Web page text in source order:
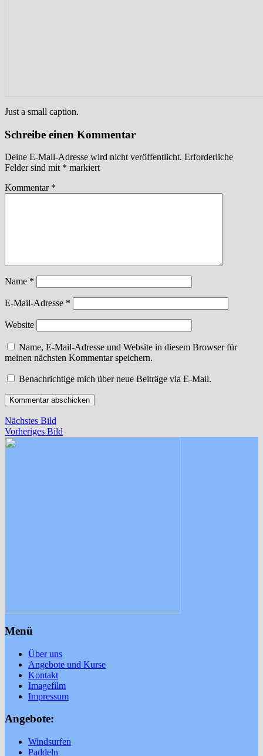
Just a small caption.
Schreibe einen Kommentar
Deine E-Mail-Adresse wird nicht veröffentlicht. Erforderliche
Felder sind mit * markiert
Kommentar *
Name *
E-Mail-Adresse *
Website
Name, E-Mail-Adresse und Website in diesem Browser für
meinen nächsten Kommentar speichern.
Benachrichtige mich über neue Beiträge via E-Mail.
Nächstes Bild
Vorheriges Bild
Menü
Über uns
Angebote und Kurse
Kontakt
Imagefilm
Impressum
Angebote:
Windsurfen
Paddeln